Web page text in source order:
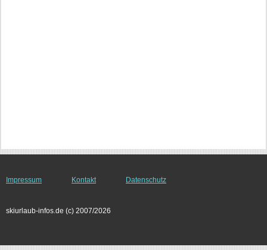
Impressum Kontakt Datenschutz
skiurlaub-infos.de (c) 2007/2026